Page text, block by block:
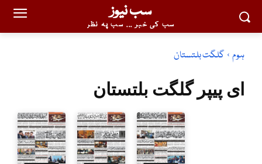
سب نیوز
سب کی خبر ... سب پہ نظر
ہوم گلگت بلتستان
ای پیپرگلگت بلتستان